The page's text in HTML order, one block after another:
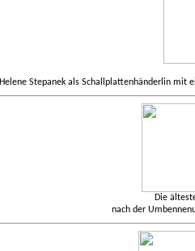
Helene Stepanek als Schallplattenhänderlin mit
Die
nach der